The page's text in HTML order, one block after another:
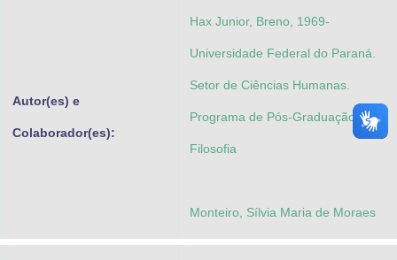
Autor(es) e
Colaborador(es):
Hax Junior, Breno, 1969-
Universidade Federal do Paraná.
Setor de Ciências Humanas.
Programa de Pós-Graduação em
Filosofia
Monteiro, Sílvia Maria de Moraes